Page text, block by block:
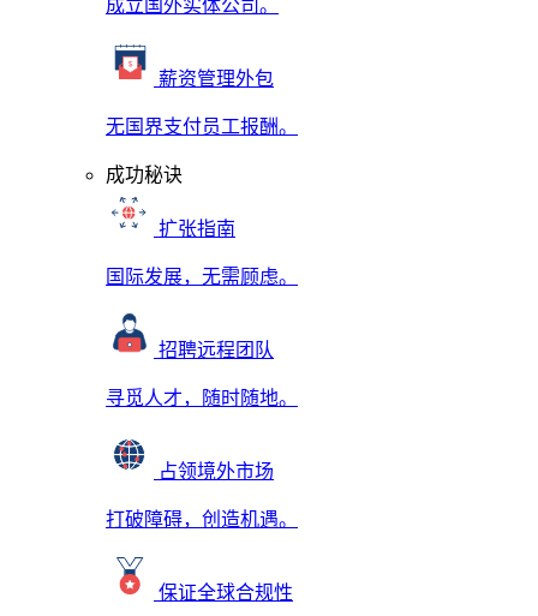
成立国外实体公司。
薪资管理外包
无国界支付员工报酬。
成功秘诀
扩张指南
国际发展，无需顾虑。
招聘远程团队
寻觅人才，随时随地。
占领境外市场
打破障碍，创造机遇。
保证全球合规性